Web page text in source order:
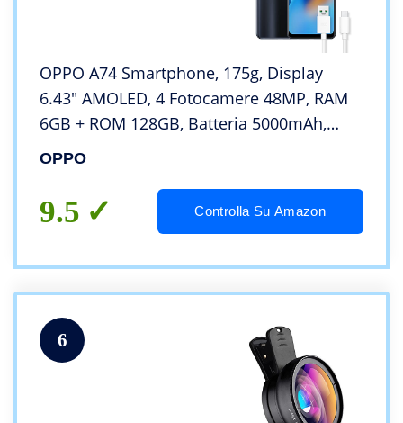
OPPO A74 Smartphone, 175g, Display
6.43″ AMOLED, 4 Fotocamere 48MP, RAM
6GB + ROM 128GB, Batteria 5000mAh,
Ricarica rapida, Dual Sim, con cavo dati
Black
OPPO
9.5 Controlla Su Amazon
6